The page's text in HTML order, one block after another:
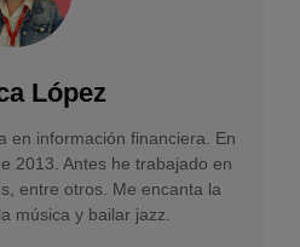
López
en información financiera. En
2013. Antes he trabajado en
entre otros. Me encanta la
música y bailar jazz.